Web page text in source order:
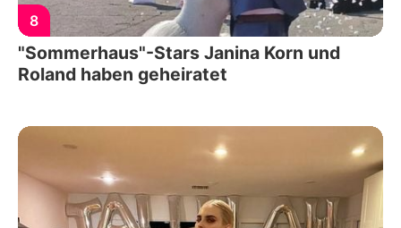
8
"Sommerhaus"-Stars Janina Korn und
Roland haben geheiratet